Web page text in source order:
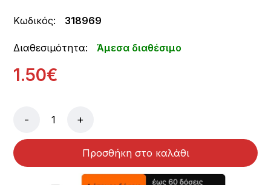
Κωδικός: 318969
Διαθεσιμότητα: Άμεσα διαθέσιμο
1.50€
- +
Προσθήκη στο καλάθι